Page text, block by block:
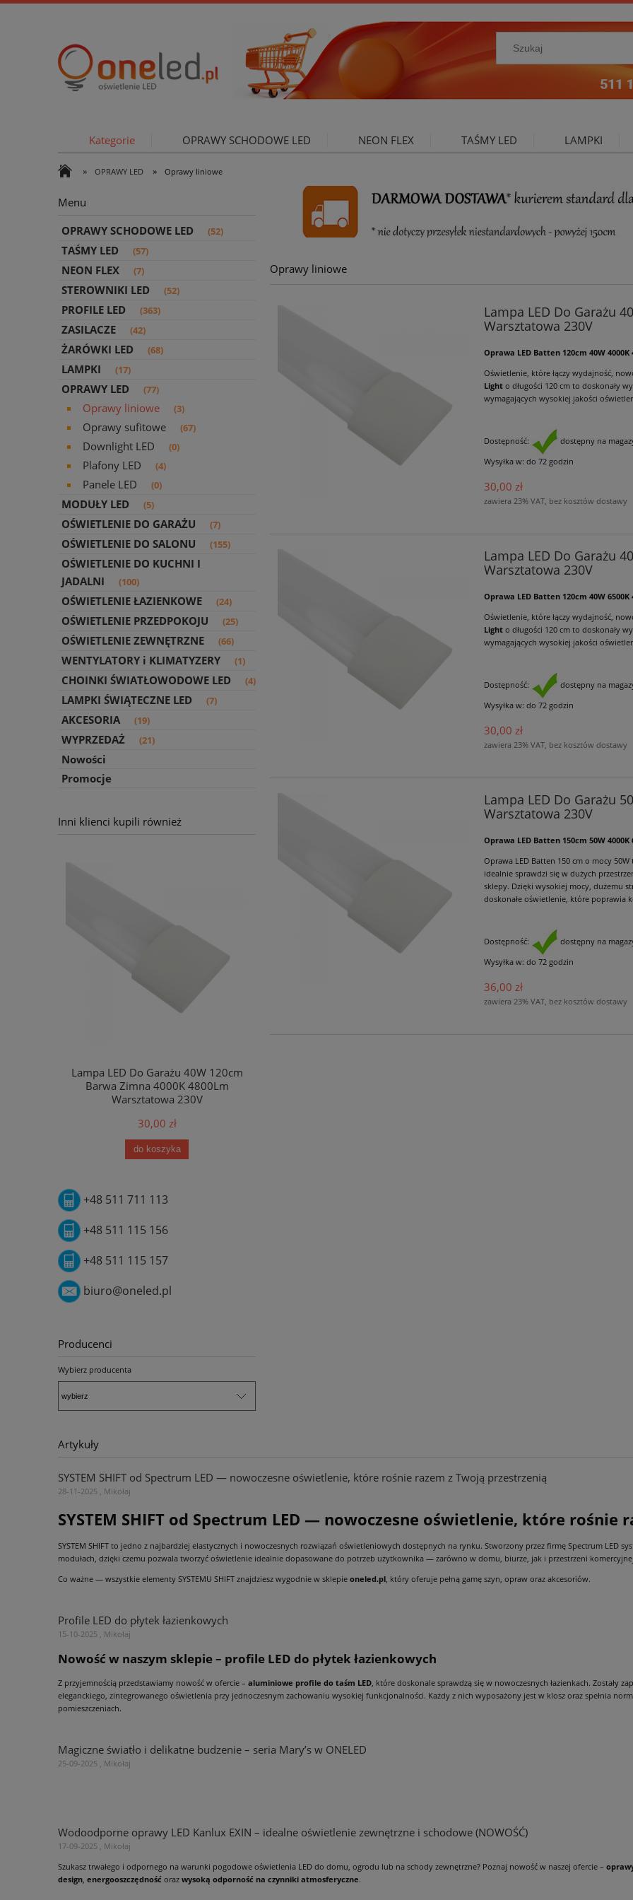
Kategorie OPRAWY SCHODOWE LED NEON FLEX TAŚMY LED LAMPKI
» OPRAWY LED » Oprawy liniowe
Menu
OPRAWY SCHODOWE LED (52)
TAŚMY LED (57)
NEON FLEX (7)
STEROWNIKI LED (52)
PROFILE LED (363)
ZASILACZE (42)
ŻARÓWKI LED (68)
LAMPKI (17)
OPRAWY LED (77)
Oprawy liniowe (3)
Oprawy sufitowe (67)
Downlight LED (0)
Plafony LED (4)
Panele LED (0)
MODUŁY LED (5)
OŚWIETLENIE DO GARAŻU (7)
OŚWIETLENIE DO SALONU (155)
OŚWIETLENIE DO KUCHNI I
JADALNI
(100)
OŚWIETLENIE ŁAZIENKOWE (24)
OŚWIETLENIE PRZEDPOKOJU (25)
OŚWIETLENIE ZEWNĘTRZNE (66)
WENTYLATORY i KLIMATYZERY (1)
CHOINKI ŚWIATŁOWODOWE LED (4)
LAMPKI ŚWIĄTECZNE LED (7)
AKCESORIA (19)
WYPRZEDAŻ (21)
Nowości
Promocje
Inni klienci kupili również
Lampa LED Do Garażu 40W 120cm
Barwa Zimna 4000K 4800Lm
Warsztatowa 230V
30,00 zł
do koszyka
+48 511 711 113
+48 511 115 156
+48 511 115 157
biuro@oneled.pl
Producenci
Wybierz producenta
Oprawy liniowe
Lampa LED Do Garażu
Warsztatowa 230V
Oprawa LED Batten 120cm 40W 4000K
Oświetlenie, które łączy wydajność,
Light o długości 120 cm to doskonały
wymagających wysokiej jakości
Dostępność:
dostępny na
Wysyłka w: do 72 godzin
30,00 zł
zawiera 23% VAT, bez kosztów dostawy
Lampa LED Do Garażu
Warsztatowa 230V
Oprawa LED Batten 120cm 40W 6500K
Oświetlenie, które łączy wydajność,
Light o długości 120 cm to doskonały
wymagających wysokiej jakości
Dostępność:
dostępny na
Wysyłka w: do 72 godzin
30,00 zł
zawiera 23% VAT, bez kosztów dostawy
Lampa LED Do Garażu
Warsztatowa 230V
Oprawa LED Batten 150cm 50W 4000K
Oprawa LED Batten 150 cm o mocy
idealnie sprawdzi się w dużych
sklepy. Dzięki wysokiej mocy, dużemu
doskonałe oświetlenie, które poprawia
Dostępność:
dostępny na
Wysyłka w: do 72 godzin
36,00 zł
zawiera 23% VAT, bez kosztów dostawy
Artykuły
SYSTEM SHIFT od Spectrum LED — nowoczesne oświetlenie, które rośnie razem z Twoją przestrzenią
28-11-2025 , Mikołaj
SYSTEM SHIFT od Spectrum LED — nowoczesne oświetlenie, które rośnie
SYSTEM SHIFT to jedno z najbardziej elastycznych i nowoczesnych rozwiązań oświetleniowych dostępnych na rynku. Stworzony przez firmę Spectrum LED
modułach, dzięki czemu pozwala tworzyć oświetlenie idealnie dopasowane do potrzeb użytkownika — zarówno w domu, biurze, jak i przestrzeni
Co ważne — wszystkie elementy SYSTEMU SHIFT znajdziesz wygodnie w sklepie oneled.pl, który oferuje pełną gamę szyn, opraw oraz akcesoriów.
Profile LED do płytek łazienkowych
15-10-2025 , Mikołaj
Nowość w naszym sklepie – profile LED do płytek łazienkowych
Z przyjemnością przedstawiamy nowość w ofercie – aluminiowe profile do taśm LED , które doskonale sprawdzą się w nowoczesnych łazienkach. Zostały
eleganckiego, zintegrowanego oświetlenia przy jednoczesnym zachowaniu wysokiej funkcjonalności. Każdy z nich wyposażony jest w klosz oraz spełnia
pomieszczeniach.
Magiczne światło i delikatne budzenie – seria Mary’s w ONELED
25-09-2025 , Mikołaj
Wodoodporne oprawy LED Kanlux EXIN – idealne oświetlenie zewnętrzne i schodowe (NOWOŚĆ)
17-09-2025 , Mikołaj
Szukasz trwałego i odpornego na warunki pogodowe oświetlenia LED do domu, ogrodu lub na schody zewnętrzne? Poznaj nowość w naszej ofercie –
design energooszczędność oraz wysoką odporność na czynniki atmosferyczne.